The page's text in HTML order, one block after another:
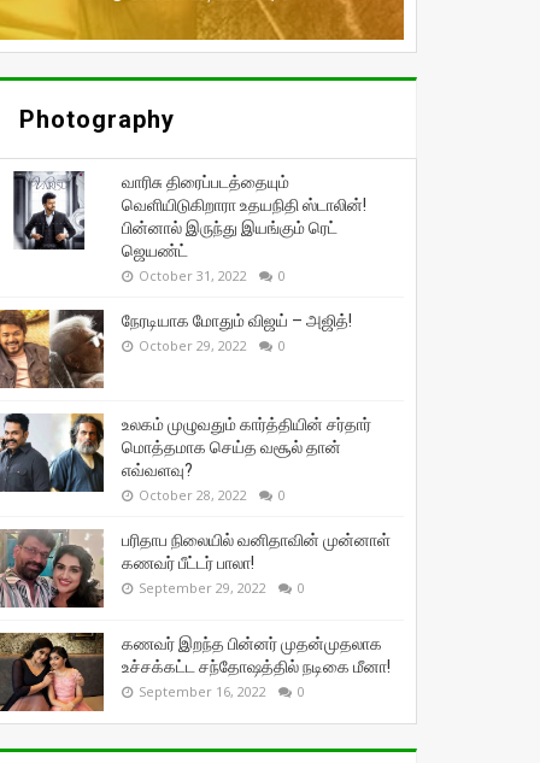
Photography
வாரிசு திரைப்படத்தையும்
வெளியிடுகிறாரா உதயநிதி ஸ்டாலின்!
பின்னால் இருந்து இயங்கும் ரெட்
ஜெயண்ட்
October 31, 2022 0
நேரடியாக மோதும் விஜய் – அஜித்!
October 29, 2022 0
உலகம் முழுவதும் கார்த்தியின் சர்தார்
மொத்தமாக செய்த வசூல் தான்
எவ்வளவு?
October 28, 2022 0
பரிதாப நிலையில் வனிதாவின் முன்னாள்
கணவர் பீட்டர் பாலா!
September 29, 2022 0
கணவர் இறந்த பின்னர் முதன்முதலாக
உச்சக்கட்ட சந்தோஷத்தில் நடிகை மீனா!
September 16, 2022 0